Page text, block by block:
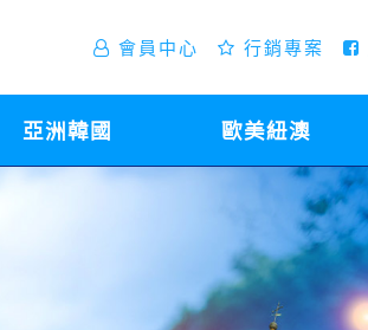
會員中心 行銷專案
亞洲韓國 歐美紐澳